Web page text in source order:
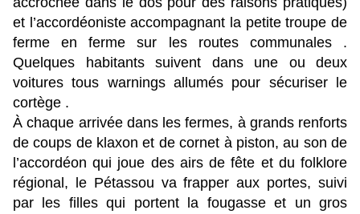
et l’accordéoniste accompagnant la petite troupe de
ferme en ferme sur les routes communales .
Quelques habitants suivent dans une ou deux
voitures tous warnings allumés pour sécuriser le
cortège .
À chaque arrivée dans les fermes, à grands renforts
de coups de klaxon et de cornet à piston, au son de
l’accordéon qui joue des airs de fête et du folklore
régional, le Pétassou va frapper aux portes, suivi
par les filles qui portent la fougasse et un gros